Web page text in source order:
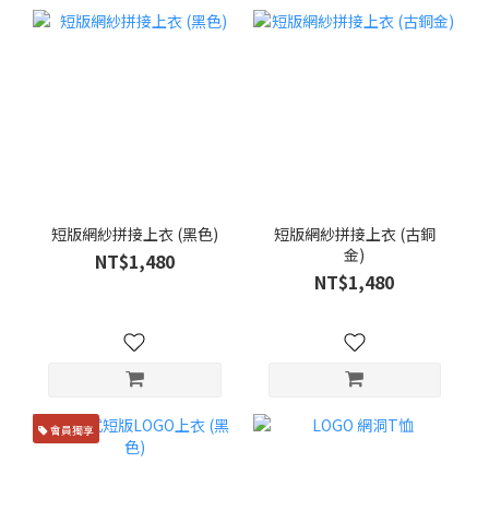
短版網紗拼接上衣 (黑色)
NT$1,480
短版網紗拼接上衣 (古銅
金)
NT$1,480
會員獨享